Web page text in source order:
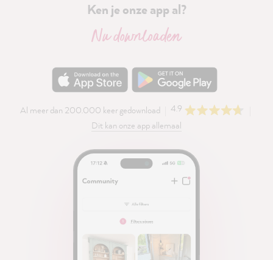
Ken je onze app al?
Nu downloaden
Al meer dan 200.000 keer gedownload
4.9
Dit kan onze app allemaal